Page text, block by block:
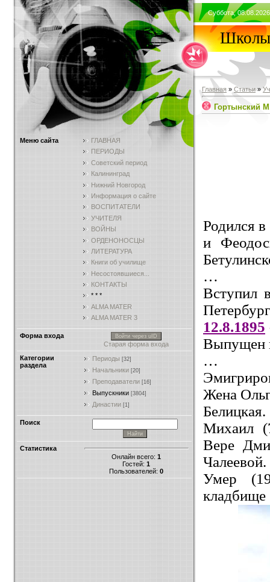
Меню сайта
ГЛАВНАЯ
ПЕРИОДЫ
Советский период
Калининград
Нижний Новгород
Информация о сайте
ВОСПИТАТЕЛИ
УЧИТЕЛЯ
ВОЙНЫ
ОРДЕНОНОСЦЫ
ЛИТЕРАТУРА
Книги об училище
Несостоявшиеся...
КОНТАКТЫ
* * *
ALMA MATER
ALMA MATER 3
Форма входа Войти через uID
Старая форма входа
Категории
раздела
Периоды [32]
Начальники [20]
Преподаватели [16]
Выпускники [3804]
Династии [1]
Поиск
Статистика
Онлайн всего: 1
Гостей: 1
Пользователей: 0
Суббота,
Школы
Главная » Статьи »
Гортынский
Родился
и
…
Вступил
12.8.1895
Выпущен
…
Жена
Михаил
Вере
Чалеевой.
Умер
кладбище